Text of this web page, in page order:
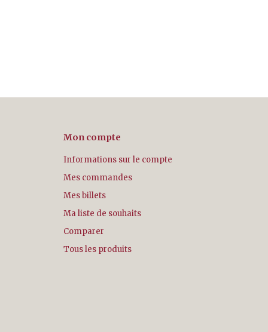
Mon compte
Informations sur le compte
Mes commandes
Mes billets
Ma liste de souhaits
Comparer
Tous les produits